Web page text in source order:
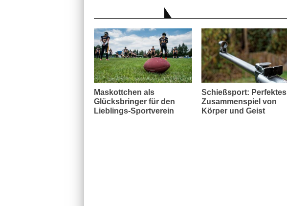
Maskottchen als
Glücksbringer für den
Lieblings-Sportverein
Schießsport: Perfektes
Zusammenspiel von
Körper und Geist